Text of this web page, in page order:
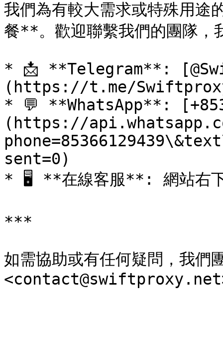
我們為有較大需求或特殊用
餐**。歡迎聯繫我們的團隊，
* 📩 **Telegram**:
(https://t.me/
* 💬 **WhatsApp**:
(https://
sent=0)
* 🖥️ **在線客服**: 網站右下
***
如需協助或有任何疑問，我